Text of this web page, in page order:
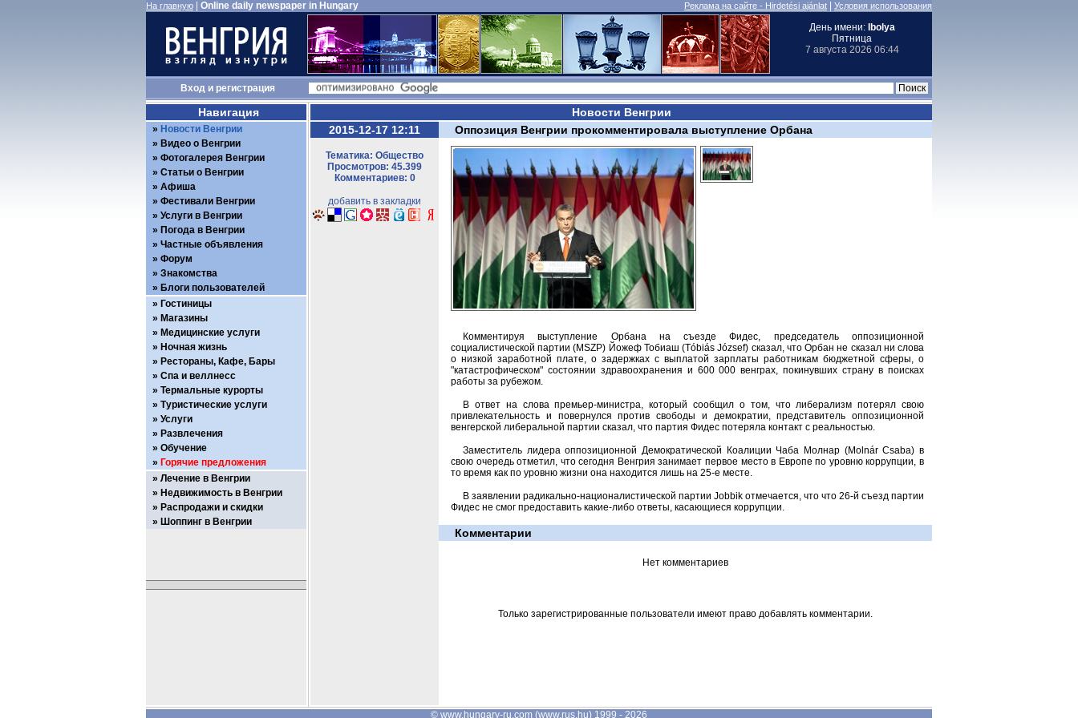
На главную Online daily newspaper in Hungary Реклама на сайте - Hirdetési ajánlat Условия использования
День имени: Ibolya
Пятница
7 августа 2026 06:44
Входи регистрация
Новости Венгрии
2015-12-17 12:11
Тематика: Общество
Просмотров: 45.399
Комментариев: 0
добавить в закладки
Оппозиция Венгрии прокомментировала выступление Орбана
Комментируя выступление Орбана на съезде Фидес, председатель оппозиционной
социалистической партии (MSZP) Йожеф Тобиаш (Tóbiás József) сказал, что Орбан не сказал ни слова
о низкой заработной плате, о задержках с выплатой зарплаты работникам бюджетной сферы, о
"катастрофическом" состоянии здравоохранения и 600 000 венграх, покинувших страну в поисках
работы за рубежом.
В ответ на слова премьер-министра, который сообщил о том, что либерализм потерял свою
привлекательность и повернулся против свободы и демократии, представитель оппозиционной
венгерской либеральной партии сказал, что партия Фидес потеряла контакт с реальностью.
Заместитель лидера оппозиционной Демократической Коалиции Чаба Молнар (Molnár Csaba) в
свою очередь отметил, что сегодня Венгрия занимает первое место в Европе по уровню коррупции, в
то время как по уровню жизни она находится лишь на 25-е месте.
В заявлении радикально-националистической партии Jobbik отмечается, что что 26-й съезд партии
Фидес не смог предоставить какие-либо ответы, касающиеся коррупции.
Комментарии
Нет комментариев
Только зарегистрированные пользователи имеют право добавлять комментарии.
Навигация
Новости Венгрии
Видео о Венгрии
Фотогалерея Венгрии
Статьи о Венгрии
Афиша
Фестивали Венгрии
Услуги в Венгрии
Погода в Венгрии
Частные объявления
Форум
Знакомства
Блоги пользователей
Гостиницы
Магазины
Медицинские услуги
Ночная жизнь
Рестораны, Кафе, Бары
Спа и веллнесс
Термальные курорты
Туристические услуги
Услуги
Развлечения
Обучение
Горячие предложения
Лечение в Венгрии
Недвижимость в Венгрии
Распродажи и скидки
Шоппинг в Венгрии
© www.hungary-ru.com (www.rus.hu) 1999 - 2026